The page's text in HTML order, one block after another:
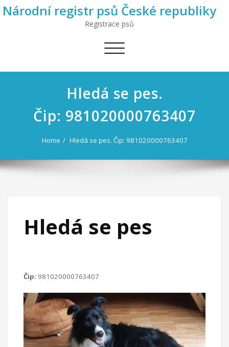
Národní registr psů České republiky
Registrace psů
Toggle
Hledá se pes.
Čip: 981020000763407
Home Hledá se pes. Čip: 981020000763407
Hledá se pes
Čip: 981020000763407